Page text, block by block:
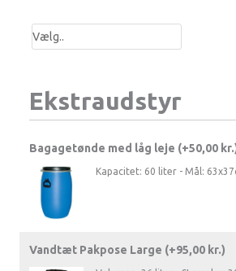
Ekstraudstyr
Bagagetønde med låg leje (+50,00 kr.
Kapacitet: 60 liter - Mål:
Vandtæt Pakpose Large (+95,00 kr.)